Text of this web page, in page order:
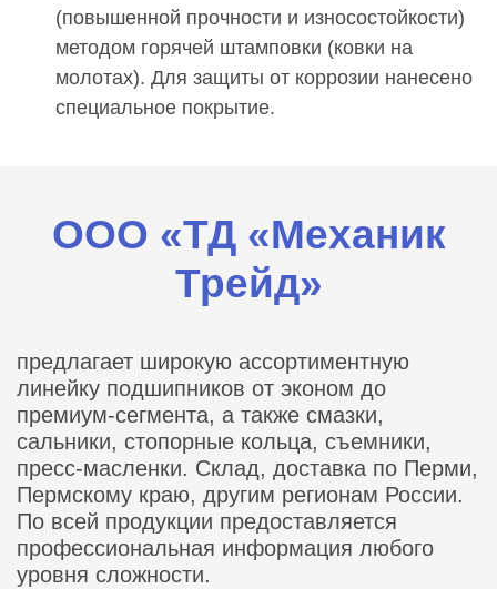
(повышенной прочности и износостойкости)
методом горячей штамповки (ковки на
молотах). Для защиты от коррозии нанесено
специальное покрытие.
ООО «ТД «Механик
Трейд»
предлагает широкую ассортиментную
линейку подшипников от эконом до
премиум-сегмента, а также смазки,
сальники, стопорные кольца, съемники,
пресс-масленки. Склад, доставка по Перми,
Пермскому краю, другим регионам России.
По всей продукции предоставляется
профессиональная информация любого
уровня сложности.